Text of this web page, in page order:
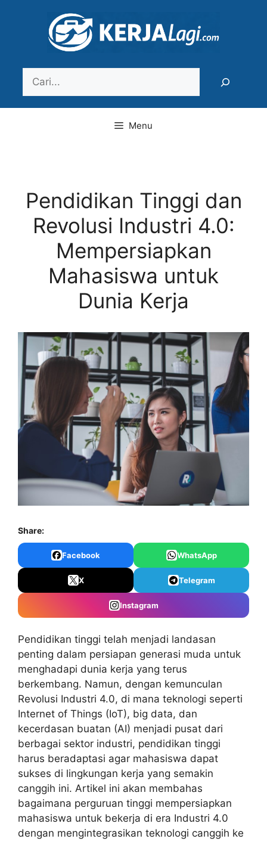
Menu
Pendidikan Tinggi dan
Revolusi Industri 4.0:
Mempersiapkan
Mahasiswa untuk
Dunia Kerja
Share:
Facebook WhatsApp
X Telegram
Instagram
Pendidikan tinggi telah menjadi landasan
penting dalam persiapan generasi muda untuk
menghadapi dunia kerja yang terus
berkembang. Namun, dengan kemunculan
Revolusi Industri 4.0, di mana teknologi seperti
Internet of Things (IoT), big data, dan
kecerdasan buatan (AI) menjadi pusat dari
berbagai sektor industri, pendidikan tinggi
harus beradaptasi agar mahasiswa dapat
sukses di lingkungan kerja yang semakin
canggih ini. Artikel ini akan membahas
bagaimana perguruan tinggi mempersiapkan
mahasiswa untuk bekerja di era Industri 4.0
dengan mengintegrasikan teknologi canggih ke